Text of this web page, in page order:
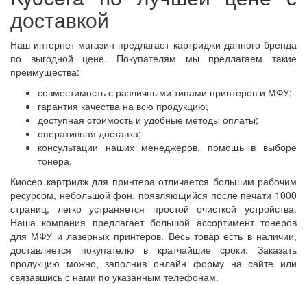
доставкой
Наш интернет-магазин предлагает картриджи данного бренда
по выгодной цене. Покупателям мы предлагаем такие
преимущества:
совместимость с различными типами принтеров и МФУ;
гарантия качества на всю продукцию;
доступная стоимость и удобные методы оплаты;
оперативная доставка;
консультации наших менеджеров, помощь в выборе
тонера.
Киосер картридж для принтера отличается большим рабочим
ресурсом, небольшой фон, появляющийся после печати 1000
страниц, легко устраняется простой очисткой устройства.
Наша компания предлагает большой ассортимент тонеров
для МФУ и лазерных принтеров. Весь товар есть в наличии,
доставляется покупателю в кратчайшие сроки. Заказать
продукцию можно, заполнив онлайн форму на сайте или
связавшись с нами по указанным телефонам.